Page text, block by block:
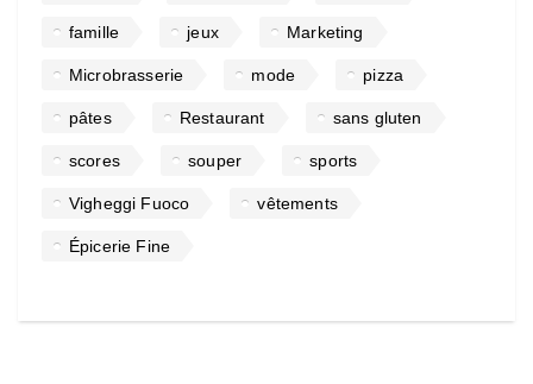
famille jeux Marketing
Microbrasserie mode pizza
pâtes Restaurant sans gluten
scores souper sports
Vigheggi Fuoco vêtements
Épicerie Fine